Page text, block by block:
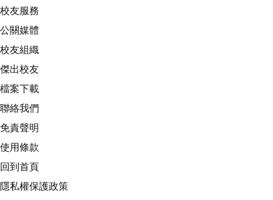
校友服務
公關媒體
校友組織
傑出校友
檔案下載
聯絡我們
免責聲明
使用條款
回到首頁
隱私權保護政策